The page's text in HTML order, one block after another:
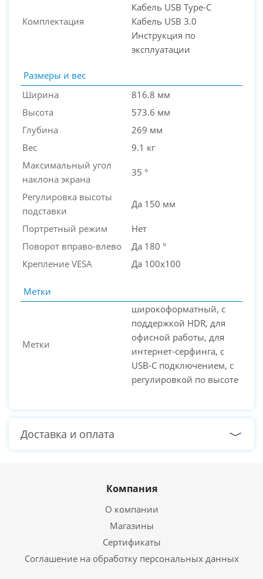
Комплектация
Кабель USB Type-C
Кабель USB 3.0
Инструкция по
эксплуатации
Размеры и вес
Ширина
816.8 мм
Высота
573.6 мм
Глубина
269 мм
Вес
9.1 кг
Максимальный угол
наклона экрана
35 °
Регулировка высоты
подставки
Да 150 мм
Портретный режим
Нет
Поворот вправо-влево
Да 180 °
Крепление VESA
Да 100x100
Метки
Метки
широкоформатный, с
поддержкой HDR, для
офисной работы, для
интернет-серфинга, с
USB-C подключением, с
регулировкой по высоте
Доставка и оплата
Компания
О компании
Магазины
Сертификаты
Соглашение на обработку персональных данных